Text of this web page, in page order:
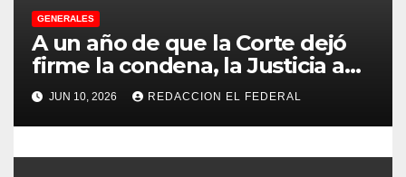
d
a
s
GENERALES
A un año de que la Corte dejó
firme la condena, la Justicia aún
no pudo decomisarle ni un peso
a CFK
JUN 10, 2026 REDACCION EL FEDERAL